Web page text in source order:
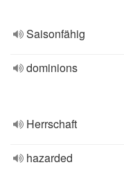
Saisonfähig
dominions
Herrschaft
hazarded